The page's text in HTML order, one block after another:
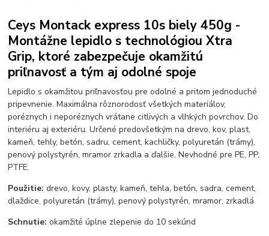
Ceys Montack express 10s biely 450g -
Montážne lepidlo s technológiou Xtra
Grip, ktoré zabezpečuje okamžitú
priľnavosť a tým aj odolné spoje
Lepidlo s okamžitou priľnavosťou pre odolné a pritom jednoduché
pripevnenie. Maximálna rôznorodosť všetkých materiálov,
poréznych i neporéznych vrátane citlivých a vlhkých povrchov. Do
interiéru aj exteriéru. Určené predovšetkým na drevo, kov, plast,
kameň, tehly, betón, sadru, cement, kachličky, polyuretán (trámy),
penový polystyrén, mramor zrkadla a ďalšie. Nevhodné pre PE, PP,
PTFE.
Použitie: drevo, kovy, plasty, kameň, tehla, betón, sadra, cement,
dlaždice, polyuretán (trámy), penový polystyrén, mramor, zrkadlá
Schnutie: okamžité úplne zlepenie do 10 sekúnd